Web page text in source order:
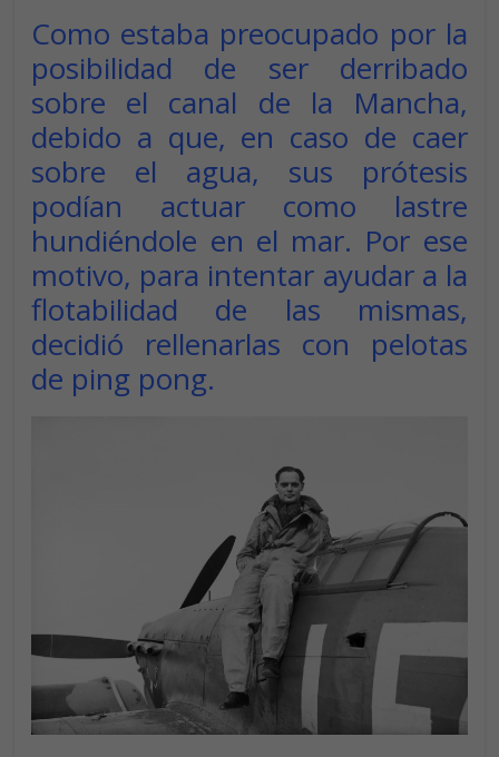
Como estaba preocupado por la
posibilidad de ser derribado
sobre el canal de la Mancha,
debido a que, en caso de caer
sobre el agua, sus prótesis
podían actuar como lastre
hundiéndole en el mar. Por ese
motivo, para intentar ayudar a la
flotabilidad de las mismas,
decidió rellenarlas con pelotas
de ping pong.